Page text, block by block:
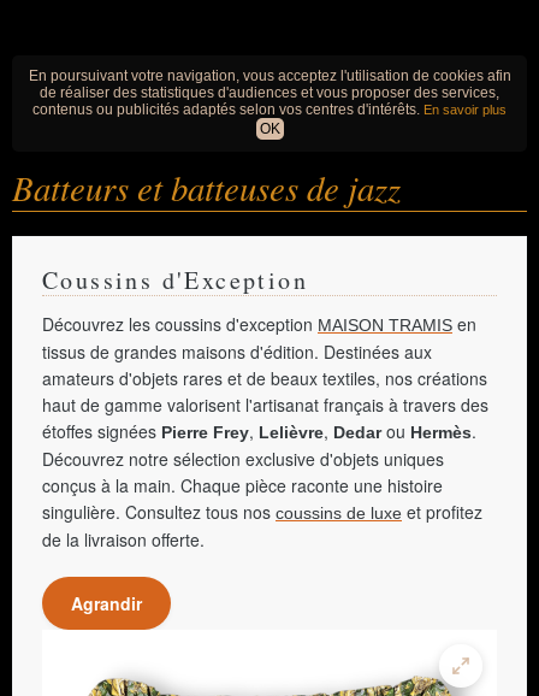
En poursuivant votre navigation, vous acceptez l'utilisation de cookies afin
de réaliser des statistiques d'audiences et vous proposer des services,
contenus ou publicités adaptés selon vos centres d'intérêts. En savoir plus
OK
Batteurs et batteuses de jazz
Coussins d'Exception
Découvrez les coussins d'exception MAISON TRAMIS en
tissus de grandes maisons d'édition. Destinées aux
amateurs d'objets rares et de beaux textiles, nos créations
haut de gamme valorisent l'artisanat français à travers des
étoffes signées Pierre Frey, Lelièvre, Dedarou Hermès.
Découvrez notre sélection exclusive d'objets uniques
conçus à la main. Chaque pièce raconte une histoire
singulière. Consultez tous nos coussins de luxe et profitez
de la livraison offerte.
Agrandir